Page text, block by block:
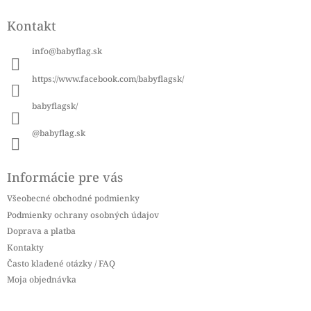
pKontakt
info@babyflag.sk
https://www.facebook.com/babyflagsk/
babyflagsk/
@babyflag.sk
Informácie pre vás
Všeobecné obchodné podmienky
Podmienky ochrany osobných údajov
Doprava a platba
Kontakty
Často kladené otázky / FAQ
Moja objednávka